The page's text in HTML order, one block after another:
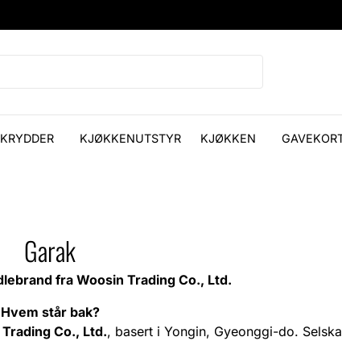
KRYDDER KJØKKENUTSTYR KJØKKEN
Garak
fra Woosin Trading Co., Ltd.
Hvem står bak?
Co., Ltd., basert i Yongin, Gyeonggi-do.